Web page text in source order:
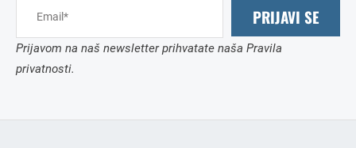
PRIJAVI SE
Prijavom na naš newsletter prihvatate naša Pravila
privatnosti.